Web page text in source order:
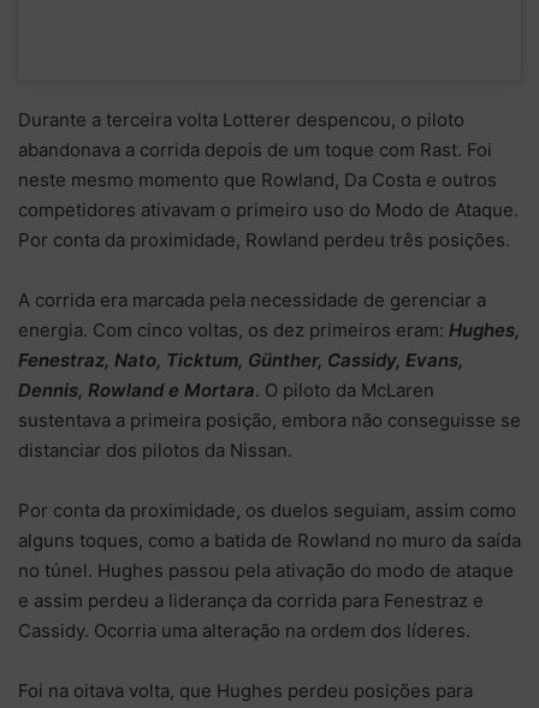
Durante a terceira volta Lotterer despencou, o piloto
abandonava a corrida depois de um toque com Rast. Foi
neste mesmo momento que Rowland, Da Costa e outros
competidores ativavam o primeiro uso do Modo de Ataque.
Por conta da proximidade, Rowland perdeu três posições.
A corrida era marcada pela necessidade de gerenciar a
energia. Com cinco voltas, os dez primeiros eram: Hughes,
Fenestraz, Nato, Ticktum, Günther, Cassidy, Evans,
Dennis, Rowland e Mortara. O piloto da McLaren
sustentava a primeira posição, embora não conseguisse se
distanciar dos pilotos da Nissan.
Por conta da proximidade, os duelos seguiam, assim como
alguns toques, como a batida de Rowland no muro da saída
no túnel. Hughes passou pela ativação do modo de ataque
e assim perdeu a liderança da corrida para Fenestraz e
Cassidy. Ocorria uma alteração na ordem dos líderes.
Foi na oitava volta, que Hughes perdeu posições para